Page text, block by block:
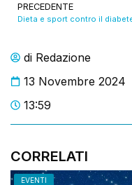
di Redazione
13 Novembre 2024
13:59
CORRELATI
EVENTI
PRECEDENTE